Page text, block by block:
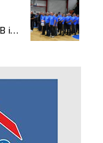
i